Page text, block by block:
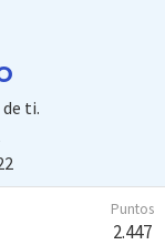
ti.
Puntos
2.447